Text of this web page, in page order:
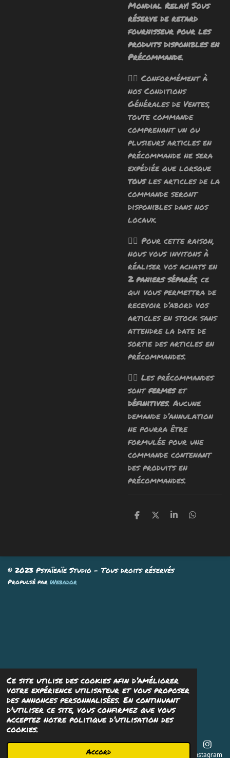
Ce site utilise des cookies afin d’améliorer
votre expérience utilisateur et vous proposer
des annonces personnalisées. En continuant
d'utiliser ce site, vous confirmez que vous
acceptez notre politique d’utilisation des
cookies.
Accord
Mondial Relay! Sous
réserve de retard
fournisseur pour les
produits disponibles en
Précommande.
🧙‍♂️ Conformément à
nos Conditions
Générales de Ventes,
toute commande
comprenant un ou
plusieurs articles en
précommande ne sera
expédiée que lorsque
tousles articles de la
commande seront
disponibles dans nos
locaux.
🧙‍♂️ Pour cette raison,
nous vous invitons à
réaliser vos achats en
2 paniers séparés, ce
qui vous permettra de
recevoir d’abord vos
articles en stock sans
attendre la date de
sortie des articles en
précommandes.
🧙‍♂️ Les précommandes
sontfermeset
définitives. Aucune
demande d’annulation
ne pourra être
formulée pour une
commande contenant
des produits en
précommandes.
P
g
e
r
P
g
e
r
P
g
e
r
P
g
© 2023 Psyaïeaïe Studio - Tous droits réservés
Propulsé par Webador
Téléphone Instagram